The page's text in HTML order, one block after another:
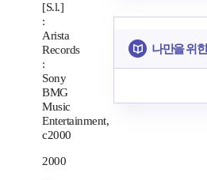
[S.l.]
:
Arista
Records
:
Sony
BMG
Music
Entertainment,
c2000
2000
나만을 위